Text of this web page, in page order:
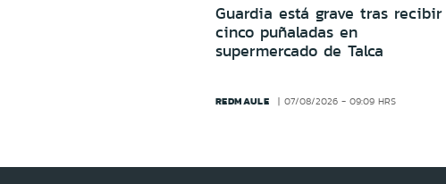
Guardia está grave tras recibir
cinco puñaladas en
supermercado de Talca
REDMAULE 07/08/2026 - 09:09 HRS